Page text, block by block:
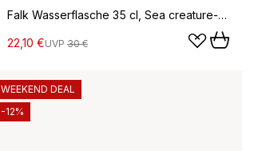
Falk Wasserflasche 35 cl, Sea creature-Sandy
22,10 €UVP 30 €
WEEKEND DEAL
-12%